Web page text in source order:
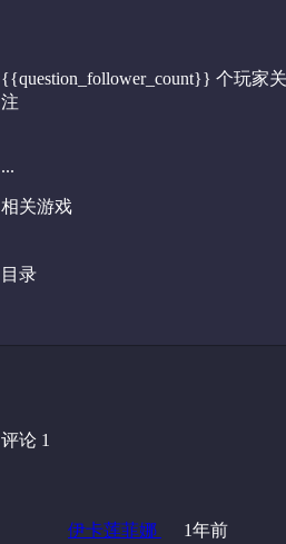
{{question_follower_count}} 个玩家关
注
...
相关游戏
目录
评论 1
伊卡莲菲娜
1年前